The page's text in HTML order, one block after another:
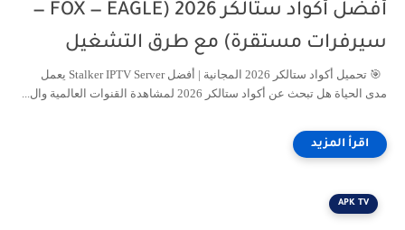
أفضل أكواد ستالكر 2026 (FOX — EAGLE —
سيرفرات مستقرة) مع طرق التشغيل
🎯 تحميل أكواد ستالكر 2026 المجانية | أفضل Stalker IPTV Server يعمل
مدى الحياة هل تبحث عن أكواد ستالكر 2026 لمشاهدة القنوات العالمية وال...
APK TV